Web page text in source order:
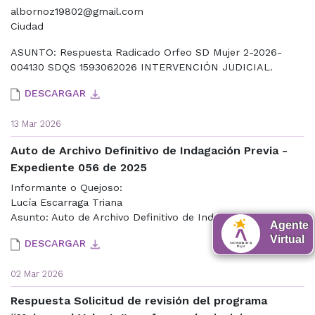
albornoz19802@gmail.com
Ciudad
ASUNTO: Respuesta Radicado Orfeo SD Mujer 2-2026-
004130 SDQS 1593062026 INTERVENCIÓN JUDICIAL.
DESCARGAR
13 Mar 2026
Auto de Archivo Definitivo de Indagación Previa -
Expediente 056 de 2025
Informante o Quejoso:
Lucía Escarraga Triana
Asunto: Auto de Archivo Definitivo de Indagación Previa
DESCARGAR
02 Mar 2026
Respuesta Solicitud de revisión del programa
Agente
Virtual